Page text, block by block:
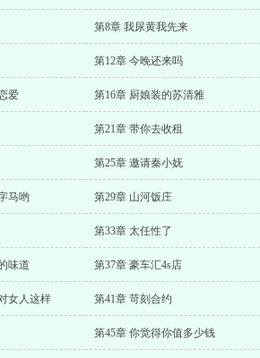
第8章 我尿黄我先来
第12章 今晚还来吗
爱 第16章 厨娘装的苏清雅
第21章 带你去收租
第25章 邀请秦小妩
马哟 第29章 山河饭庄
第33章 太任性了
味道 第37章 豪车汇4s店
女人这样 第41章 苛刻合约
第45章 你觉得你值多少钱